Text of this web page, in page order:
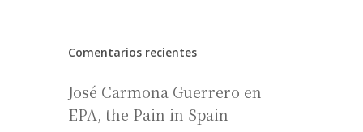
Comentarios recientes
José Carmona Guerrero en
EPA, the Pain in Spain